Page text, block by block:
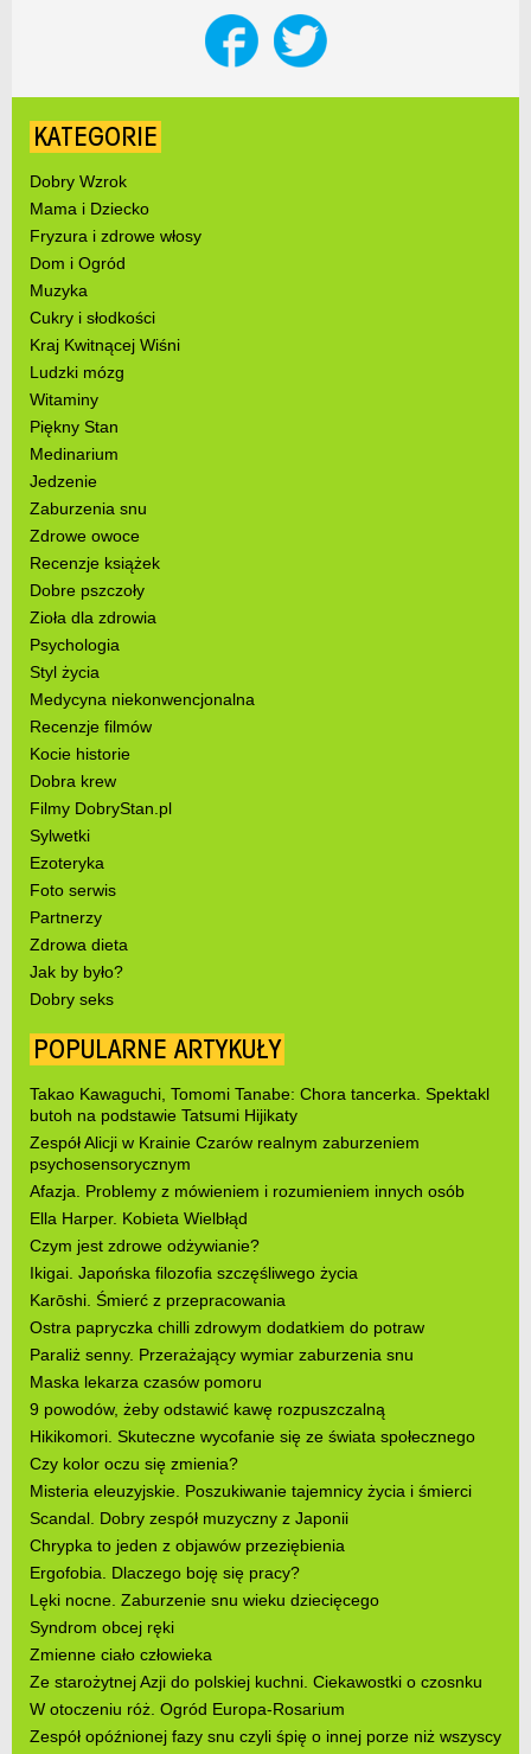
KATEGORIE
Dobry Wzrok
Mama i Dziecko
Fryzura i zdrowe włosy
Dom i Ogród
Muzyka
Cukry i słodkości
Kraj Kwitnącej Wiśni
Ludzki mózg
Witaminy
Piękny Stan
Medinarium
Jedzenie
Zaburzenia snu
Zdrowe owoce
Recenzje książek
Dobre pszczoły
Zioła dla zdrowia
Psychologia
Styl życia
Medycyna niekonwencjonalna
Recenzje filmów
Kocie historie
Dobra krew
Filmy DobryStan.pl
Sylwetki
Ezoteryka
Foto serwis
Partnerzy
Zdrowa dieta
Jak by było?
Dobry seks
POPULARNE ARTYKUŁY
Takao Kawaguchi, Tomomi Tanabe: Chora tancerka. Spektakl
butoh na podstawie Tatsumi Hijikaty
Zespół Alicji w Krainie Czarów realnym zaburzeniem
psychosensorycznym
Afazja. Problemy z mówieniem i rozumieniem innych osób
Ella Harper. Kobieta Wielbłąd
Czym jest zdrowe odżywianie?
Ikigai. Japońska filozofia szczęśliwego życia
Karōshi. Śmierć z przepracowania
Ostra papryczka chilli zdrowym dodatkiem do potraw
Paraliż senny. Przerażający wymiar zaburzenia snu
Maska lekarza czasów pomoru
9 powodów, żeby odstawić kawę rozpuszczalną
Hikikomori. Skuteczne wycofanie się ze świata społecznego
Czy kolor oczu się zmienia?
Misteria eleuzyjskie. Poszukiwanie tajemnicy życia i śmierci
Scandal. Dobry zespół muzyczny z Japonii
Chrypka to jeden z objawów przeziębienia
Ergofobia. Dlaczego boję się pracy?
Lęki nocne. Zaburzenie snu wieku dziecięcego
Syndrom obcej ręki
Zmienne ciało człowieka
Ze starożytnej Azji do polskiej kuchni. Ciekawostki o czosnku
W otoczeniu róż. Ogród Europa-Rosarium
Zespół opóźnionej fazy snu czyli śpię o innej porze niż wszyscy